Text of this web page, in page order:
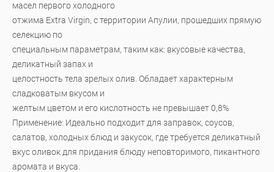
масел первого холодного
отжима Extra Virgin, с территории Апулии, прошедших прямую
селекцию по
специальным параметрам, таким как: вкусовые качества,
деликатный запах и
целостность тела зрелых олив. Обладает характерным
сладковатым вкусом и
желтым цветом и его кислотность не превышает 0,8%
Применение: Идеально подходит для заправок, соусов,
салатов, холодных блюд и закусок, где требуется деликатный
вкус оливок для придания блюду неповторимого, пикантного
аромата и вкуса.